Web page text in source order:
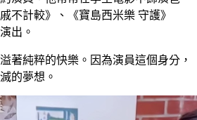
不計較》、《寶島西米樂 守護》
出。
著純粹的快樂。因為演員這個身分，
的夢想。